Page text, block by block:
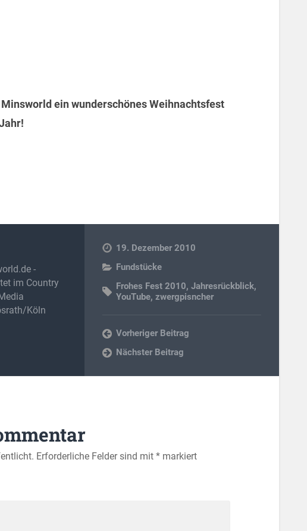
ein wunderschönes Weihnachtsfest
-
im Country
Köln
19. Dezember 2010
Fundstücke
Frohes Fest 2010,Jahresrückblick,
YouTube,zwergpisncher
Vorheriger Beitrag
Nächster Beitrag
Erforderliche Felder sind mit *markiert